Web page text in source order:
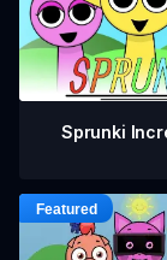
Sprunki